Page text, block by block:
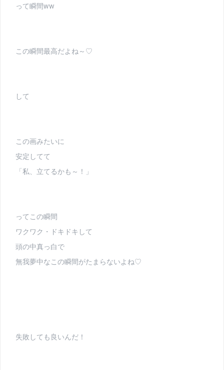
って瞬間ww
この瞬間最高だよね～♡
して
この画みたいに
安定してて
「私、立てるかも～！」
ってこの瞬間
ワクワク・ドキドキして
頭の中真っ白で
無我夢中なこの瞬間がたまらないよね♡
失敗しても良いんだ！